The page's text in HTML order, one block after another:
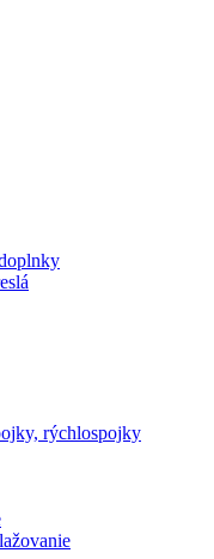
rýchlospojky